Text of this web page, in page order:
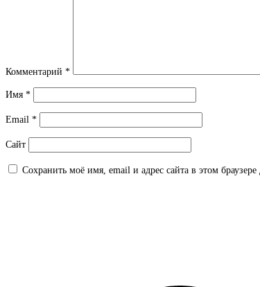
Комментарий *
Имя *
Email *
Сайт
Сохранить моё имя, email и адрес сайта в этом